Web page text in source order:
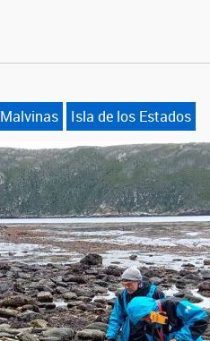
Isla de los Estados